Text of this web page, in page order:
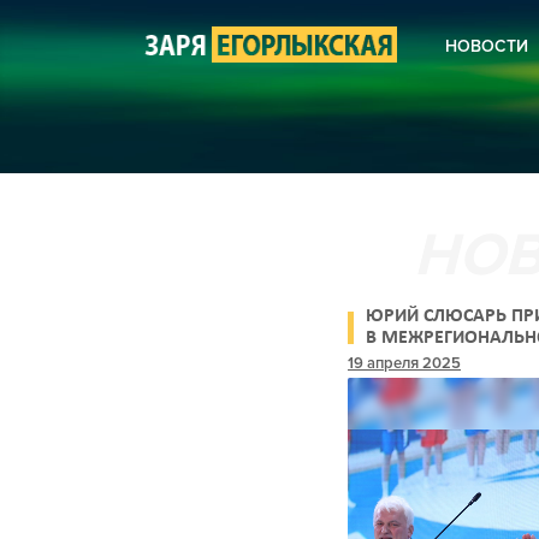
НОВОСТИ
ЮРИЙ СЛЮСАРЬ
В
«САМБО – В ШКОЛУ»
19 апреля 2025